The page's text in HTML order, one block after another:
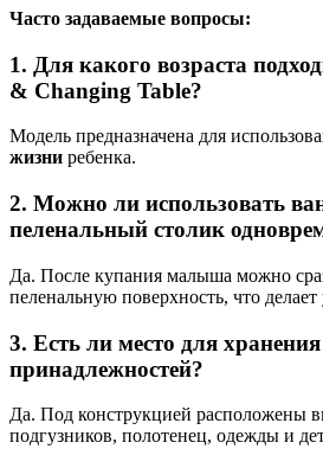
Часто задаваемые вопросы:
1. Для какого возраста
& Changing Table?
Модель предназначена для
жизни ребенка.
2. Можно ли использовать
пеленальный столик
Да. После купания малыша можно
пеленальную поверхность, что
3. Есть ли место для хранения
принадлежностей?
Да. Под конструкцией расположены
подгузников, полотенец, одежды и